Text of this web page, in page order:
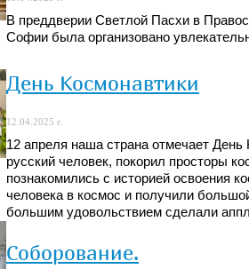
В преддверии Светлой Пасхи в
Софии была организовано
День Космонавтики
12.04.2025 г.
12 апреля наша страна отмечает
русский человек, покорил просторы
познакомились с историей освоения
человека в космос и получили
большим удовольствием сделали
Соборование.